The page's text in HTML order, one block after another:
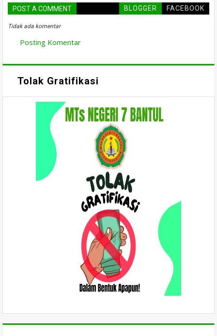
POST A COMMENT BLOGGER FACEBOOK
Tidak ada komentar
Posting Komentar
Tolak Gratifikasi